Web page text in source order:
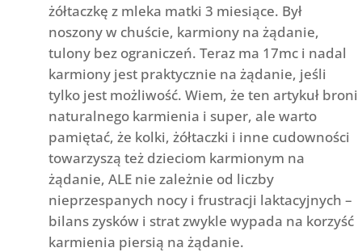
żółtaczkę z mleka matki 3 miesiące. Był
noszony w chuście, karmiony na żądanie,
tulony bez ograniczeń. Teraz ma 17mc i nadal
karmiony jest praktycznie na żądanie, jeśli
tylko jest możliwość. Wiem, że ten artykuł broni
naturalnego karmienia i super, ale warto
pamiętać, że kolki, żółtaczki i inne cudowności
towarzyszą też dzieciom karmionym na
żądanie, ALE nie zależnie od liczby
nieprzespanych nocy i frustracji laktacyjnych –
bilans zysków i strat zwykle wypada na korzyść
karmienia piersią na żądanie.